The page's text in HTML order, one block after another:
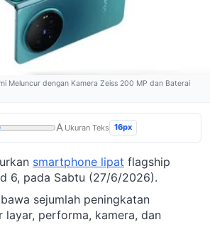
Meluncur dengan Kamera Zeiss 200 MP dan Baterai
A Ukuran Teks 16px
smartphone lipat flagship
6, pada Sabtu (27/6/2026).
sejumlah peningkatan
layar, performa, kamera, dan